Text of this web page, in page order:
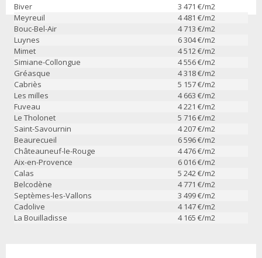
Biver 3 471 €/m2
Meyreuil
4 481 €/m2
Bouc-Bel-Air
4 713 €/m2
Luynes
6 304€/m2
Mimet
4 512 €/m2
Simiane-Collongue
4 556€/m2
Gréasque
4 318€/m2
Cabriès
5 157€/m2
Les milles
4 663 €/m2
Fuveau
4 221 €/m2
Le Tholonet
5 716€/m2
Saint-Savournin
4 207€/m2
Beaurecueil
6 596€/m2
Châteauneuf-le-Rouge
4 476€/m2
Aix-en-Provence
6 016€/m2
Calas
5 242 €/m2
Belcodène
4 771 €/m2
Septèmes-les-Vallons
3 499€/m2
Cadolive
4 147€/m2
La Bouilladisse
4 165 €/m2